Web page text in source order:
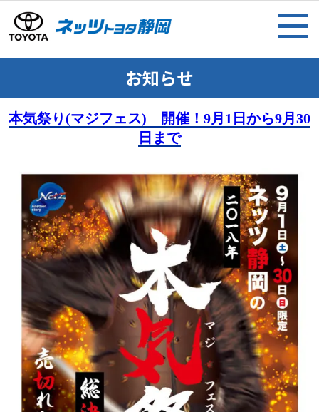
お知らせ
本気祭り(マジフェス) 開催！9月1日から9月30
日まで